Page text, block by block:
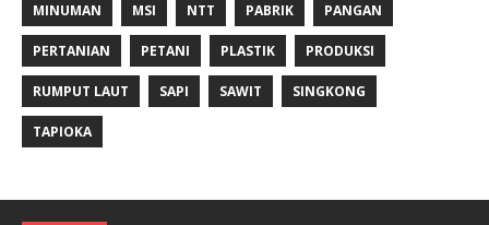
MINUMAN MSI NTT PABRIK PANGAN
PERTANIAN PETANI PLASTIK PRODUKSI
RUMPUT LAUT SAPI SAWIT SINGKONG
TAPIOKA